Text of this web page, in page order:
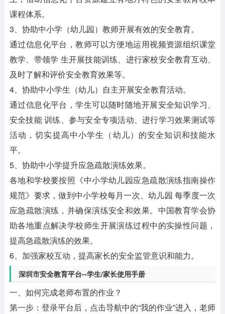
课程体系。
3、协助中小学（幼儿园）教师开展有效的安全教育。
通过信息化平台，教师可以方便地运用视频资源组织课堂
教学、带领学 生开展技能训练、进行家校安全教育互动、
及时了解和评价安全教育效果等。
4、协助中小学生（幼儿）自主开展安全教育活动。
通过信息化平台，学生可以随时随地开展安全知识学习、
安全技能 训练、参与安全专项活动、进行学习效果测试等
活动，切实提高中小学生（幼儿）的安全知识和技能水
平。
5、协助中小学提升应急疏散演练效果。
各地和学校要按照《中小学幼儿园应急疏散演练指南操作
规范》要求，做到中小学校每月一次、幼儿园 每季度一次
应急疏散演练，并确保演练安全和效果。中国教育学会协
助各地重点解决学校师生开展演练过程中的实操性问题，
提高急疏散演练的效果。
6、加强家校互动，提高家长的安全监管意识和能力。
深圳市安全教育平台--学生/家长使用手册
一、如何完成老师布置的作业？
第一步：登录平台后，点击导航中的“我的作业”进入，老师